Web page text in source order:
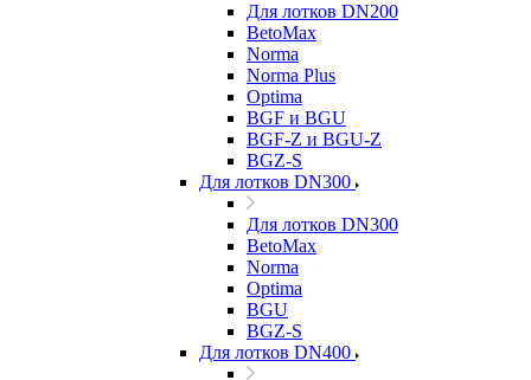
Для лотков DN200
BetoMax
Norma
Norma Plus
Optima
BGF и BGU
BGF-Z и BGU-Z
BGZ-S
Для лотков DN300
Для лотков DN300
BetoMax
Norma
Optima
BGU
BGZ-S
Для лотков DN400